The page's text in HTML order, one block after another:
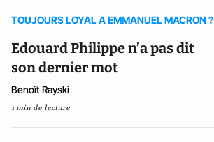
TOUJOURS LOYAL A EMMANUEL MACRON ?
Edouard Philippe n’a pas dit
son dernier mot
Benoît Rayski
1 min de lecture